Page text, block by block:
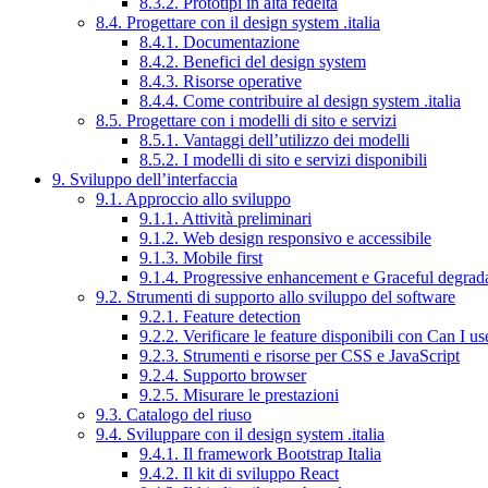
8.4. Progettare con il design system .italia
8.4.1. Documentazione
8.4.2. Benefici del design system
8.4.3. Risorse operative
8.4.4. Come contribuire al design system .italia
8.5. Progettare con i modelli di sito e servizi
8.5.1. Vantaggi dell’utilizzo dei modelli
8.5.2. I modelli di sito e servizi disponibili
9. Sviluppo dell’interfaccia
9.1. Approccio allo sviluppo
9.1.1. Attività preliminari
9.1.2. Web design responsivo e accessibile
9.1.3. Mobile first
9.1.4. Progressive enhancement e Graceful
9.2. Strumenti di supporto allo sviluppo del software
9.2.1. Feature detection
9.2.2. Verificare le feature disponibili con Can I
9.2.3. Strumenti e risorse per CSS e JavaScript
9.2.4. Supporto browser
9.2.5. Misurare le prestazioni
9.3. Catalogo del riuso
9.4. Sviluppare con il design system .italia
9.4.1. Il framework Bootstrap Italia
9.4.2. Il kit di sviluppo React